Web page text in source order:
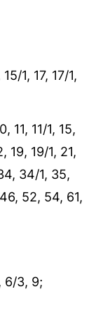
1, 17, 17/1,
11, 11/1, 15,
19, 19/1, 21,
34/1, 35,
52, 54, 61,
6/3, 9;